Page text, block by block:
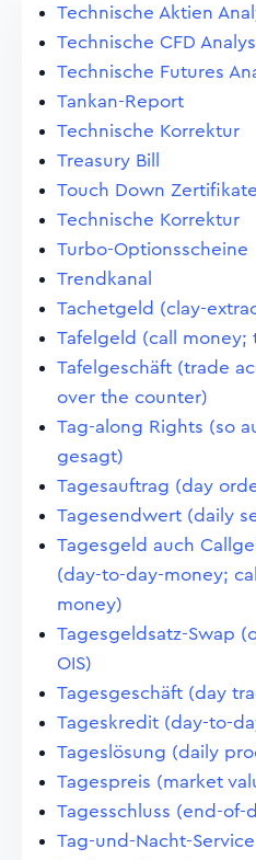
Technische Aktien
Technische CFD
Technische Futures
Tankan-Report
Technische Korrektur
Treasury Bill
Touch Down Zertifikate
Technische Korrektur
Turbo-Optionsscheine
Trendkanal
Tachetgeld (clay-
Tafelgeld (call money;
Tafelgeschäft (trade
over the counter)
Tag-along Rights (so
gesagt)
Tagesauftrag (day
Tagesendwert (daily
Tagesgeld auch
(day-to-day-money;
money)
Tagesgeldsatz-Swap
OIS)
Tagesgeschäft (day
Tageskredit (day-to-
Tageslösung (daily
Tagespreis (market
Tagesschluss (end-of-
Tag-und-Nacht-